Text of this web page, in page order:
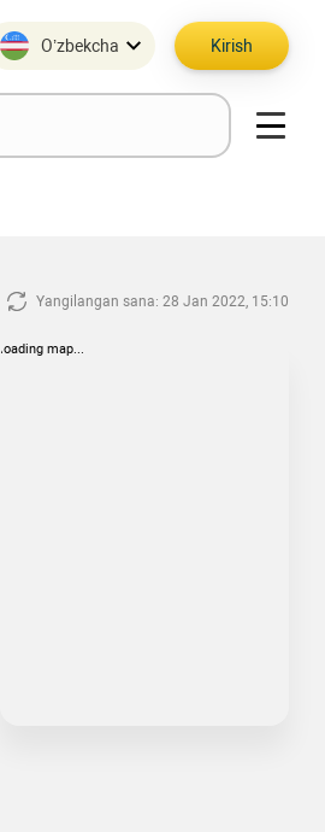
O’zbekcha Kirish
Yangilangan sana: 28 Jan 2022, 15:10
loading map...